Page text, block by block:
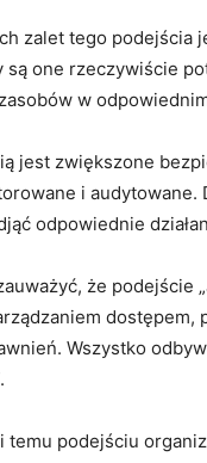
zalet tego
są one rzeczywiście
w
jest zwiększone
i
odpowiednie
że ⁣podejście​
Wszystko
⁢temu podejściu